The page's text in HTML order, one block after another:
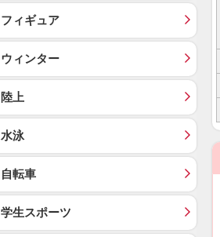
フィギュア
ウィンター
陸上
水泳
自転車
学生スポーツ